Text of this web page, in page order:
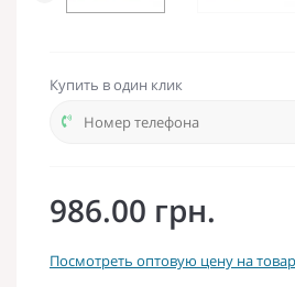
Купить в один клик
986.00 грн.
Посмотреть оптовую цену на